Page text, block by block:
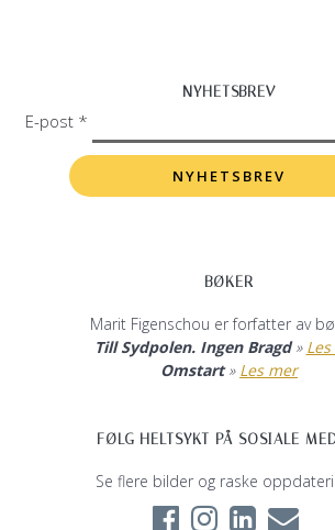
NYHETSBREV
E-post *
BØKER
Marit Figenschou er forfatter av
Till Sydpolen. Ingen Bragd»
Omstart» Les mer
FØLG HELTSYKT PÅ SOSIALE
Se flere bilder og raske